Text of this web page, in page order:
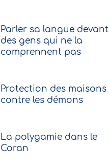
Parler sa langue devant
des gens qui ne la
comprennent pas
Protection des maisons
contre les démons
La polygamie dans le
Coran